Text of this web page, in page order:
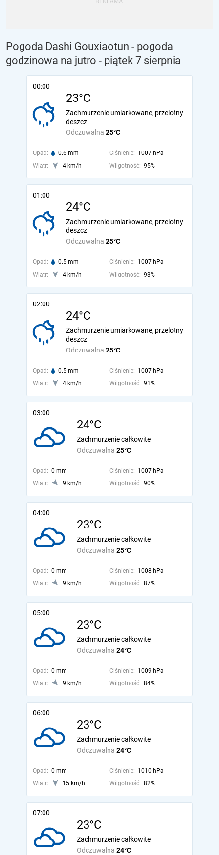
Pogoda Dashi Gouxiaotun - pogoda
godzinowa na jutro - piątek 7 sierpnia
00:00
23°C
Odczuwalna 25°C
Zachmurzenie umiarkowane, przelotny
deszcz
Opad: 0.6 mm Ciśnienie: 1007 hPa
Wiatr:
4 km/h Wilgotność: 95%
01:00
24°C
Odczuwalna 25°C
Zachmurzenie umiarkowane, przelotny
deszcz
Opad: 0.5 mm Ciśnienie: 1007 hPa
Wiatr:
4 km/h Wilgotność: 93%
02:00
24°C
Odczuwalna 25°C
Zachmurzenie umiarkowane, przelotny
deszcz
Opad: 0.5 mm Ciśnienie: 1007 hPa
Wiatr:
4 km/h Wilgotność: 91%
03:00
24°C
Odczuwalna 25°C
Zachmurzenie całkowite
Opad: 0 mm Ciśnienie: 1007 hPa
Wiatr:
9 km/h Wilgotność: 90%
04:00
23°C
Odczuwalna 25°C
Zachmurzenie całkowite
Opad: 0 mm Ciśnienie: 1008 hPa
Wiatr:
9 km/h Wilgotność: 87%
05:00
23°C
Odczuwalna 24°C
Zachmurzenie całkowite
Opad: 0 mm Ciśnienie: 1009 hPa
Wiatr:
9 km/h Wilgotność: 84%
06:00
23°C
Odczuwalna 24°C
Zachmurzenie całkowite
Opad: 0 mm Ciśnienie: 1010 hPa
Wiatr:
15 km/h Wilgotność: 82%
07:00
23°C
Odczuwalna 24°C
Zachmurzenie całkowite